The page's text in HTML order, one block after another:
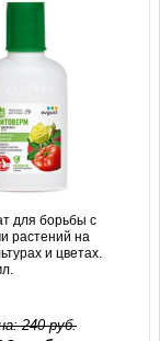
для борьбы с
растений на
и цветах.
240руб.